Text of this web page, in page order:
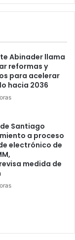
Abinader llama
reformas y
para acelerar
hacia 2036
Santiago
a proceso
electrónico de
medida de